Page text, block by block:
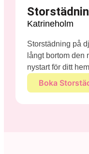
Katrineholm
Storstädning på
långt bortom den
nystart för ditt
Boka